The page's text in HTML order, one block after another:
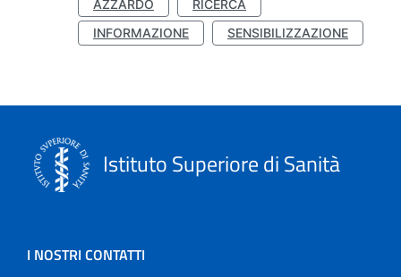
AZZARDO
RICERCA
INFORMAZIONE
SENSIBILIZZAZIONE
Istituto Superiore di Sanità
I NOSTRI CONTATTI